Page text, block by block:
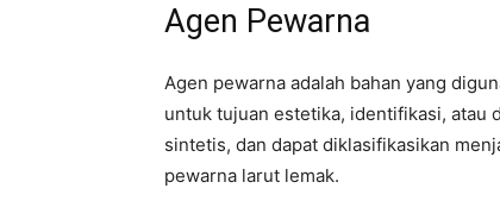
Agen Pewarna
Agen pewarna adalah bahan yang
untuk tujuan estetika, identifikasi, atau
sintetis, dan dapat diklasifikasikan
pewarna larut lemak.